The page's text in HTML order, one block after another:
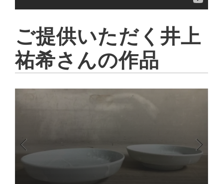
ご提供いただく井上
祐希さんの作品